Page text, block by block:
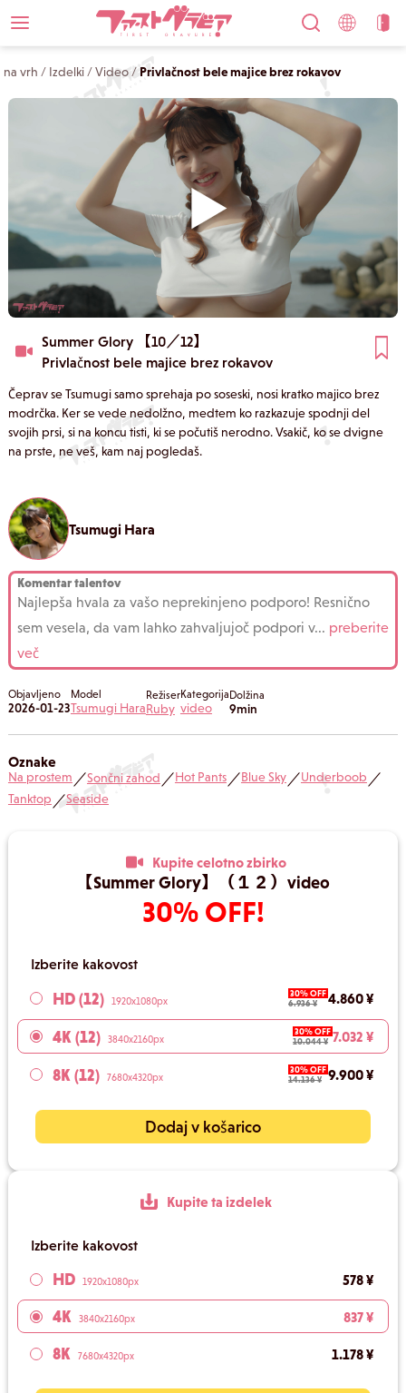
na vrh / Izdelki /Video / Privlačnost bele majice brez rokavov
Summer Glory 【10／12】
Privlačnost bele majice brez rokavov
Čeprav se Tsumugi samo sprehaja po soseski, nosi kratko majico brez
modrčka. Ker se vede nedolžno, medtem ko razkazuje spodnji del
svojih prsi, si na koncu tisti, ki se počutiš nerodno. Vsakič, ko se dvigne
na prste, ne veš, kam naj pogledaš.
Tsumugi Hara
Komentar talentov
Najlepša hvala za vašo neprekinjeno podporo! Resnično
sem vesela, da vam lahko zahvaljujoč podpori v... preberite
več
Objavljeno
2026-01-23
Model
Tsumugi Hara
Režiser
Ruby
Kategorija
video
Dolžina
9min
Oznake
Na prostem／Sončni zahod／Hot Pants／Blue Sky／Underboob／
Tanktop／Seaside
Kupite celotno zbirko
【Summer Glory】（１２）video
30% OFF!
Izberite kakovost
HD (12) 1920x1080px
30% OFF
6.936 ¥
4.860 ¥
4K (12) 3840x2160px
30% OFF
10.044 ¥ 7.032 ¥
8K (12) 7680x4320px
30% OFF
14.136 ¥
9.900 ¥
Dodaj v košarico
Kupite ta izdelek
Izberite kakovost
HD 1920x1080px 578 ¥
4K 3840x2160px 837 ¥
8K 7680x4320px 1.178 ¥